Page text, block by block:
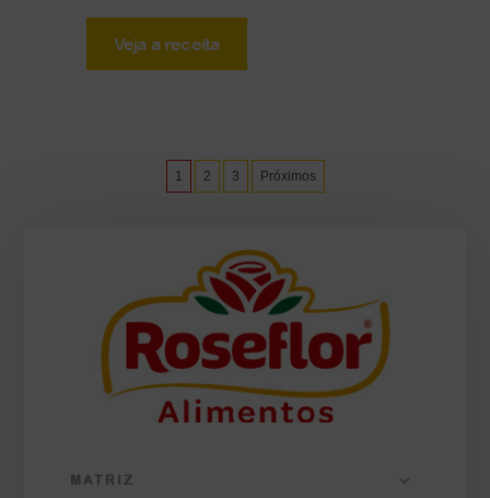
Veja a receita
1 2 3 Próximos
MATRIZ